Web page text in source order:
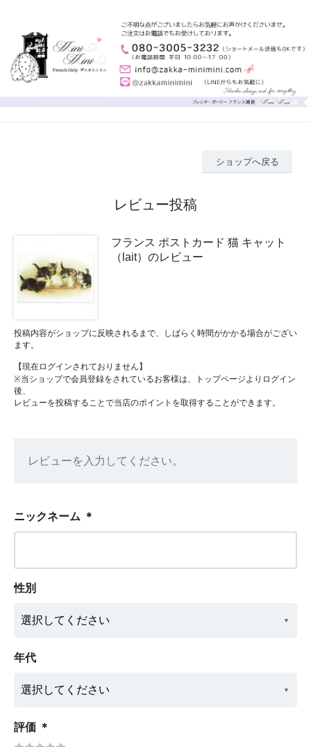
ショップへ戻る
レビュー投稿
フランス ポストカード 猫 キャット
（lait）のレビュー
投稿内容がショップに反映されるまで、しばらく時間がかかる場合がござい
ます。
【現在ログインされておりません】
※当ショップで会員登録をされているお客様は、トップページよりログイン
後、
レビューを投稿することで当店のポイントを取得することができます。
レビューを入力してください。
ニックネーム ＊
性別
年代
評価 ＊